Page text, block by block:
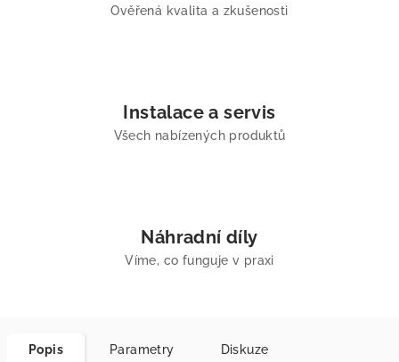
Ověřená kvalita a zkušenosti
Instalace a servis
Všech nabízených produktů
Náhradní díly
Víme, co funguje v praxi
Popis Parametry Diskuze